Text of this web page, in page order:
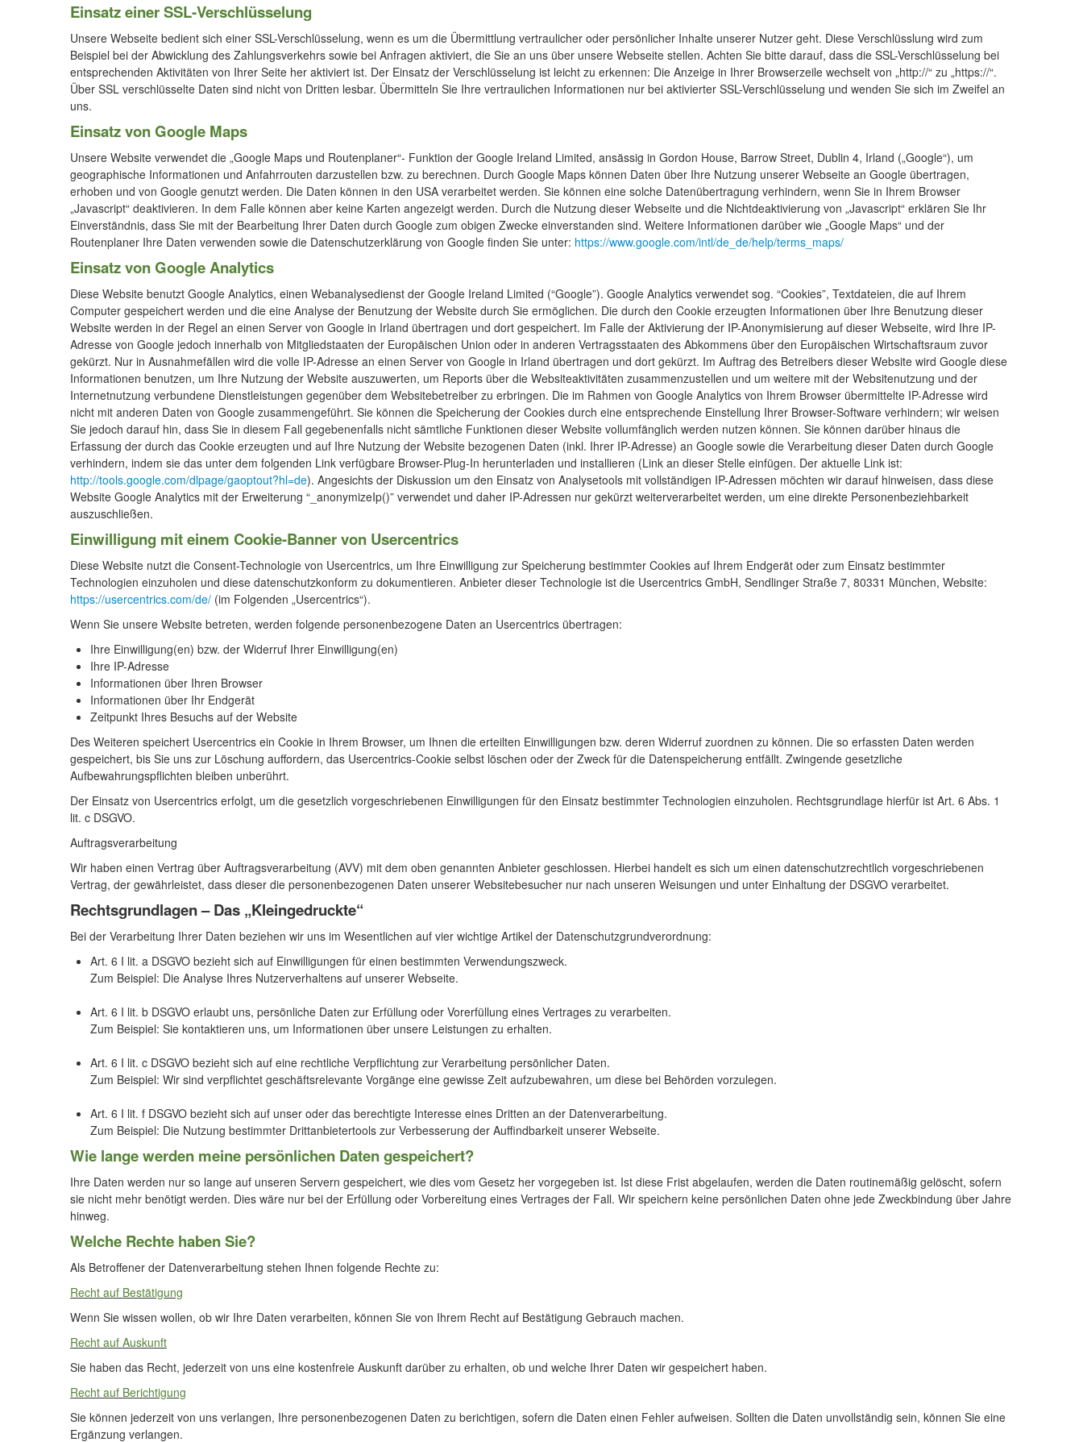
Einsatz einer SSL-Verschlüsselung
Unsere Webseite bedient sich einer SSL-Verschlüsselung, wenn es um die Übermittlung vertraulicher oder persönlicher Inhalte unserer Nutzer geht. Diese Verschlüsslung wird zum
Beispiel bei der Abwicklung des Zahlungsverkehrs sowie bei Anfragen aktiviert, die Sie an uns über unsere Webseite stellen. Achten Sie bitte darauf, dass die SSL-Verschlüsselung bei
entsprechenden Aktivitäten von Ihrer Seite her aktiviert ist. Der Einsatz der Verschlüsselung ist leicht zu erkennen: Die Anzeige in Ihrer Browserzeile wechselt von „http://“ zu „https://“.
Über SSL verschlüsselte Daten sind nicht von Dritten lesbar. Übermitteln Sie Ihre vertraulichen Informationen nur bei aktivierter SSL-Verschlüsselung und wenden Sie sich im Zweifel an
uns.
Einsatz von Google Maps
Unsere Website verwendet die „Google Maps und Routenplaner“- Funktion der Google Ireland Limited, ansässig in Gordon House, Barrow Street, Dublin 4, Irland („Google“), um
geographische Informationen und Anfahrrouten darzustellen bzw. zu berechnen. Durch Google Maps können Daten über Ihre Nutzung unserer Webseite an Google übertragen,
erhoben und von Google genutzt werden. Die Daten können in den USA verarbeitet werden. Sie können eine solche Datenübertragung verhindern, wenn Sie in Ihrem Browser
„Javascript“ deaktivieren. In dem Falle können aber keine Karten angezeigt werden. Durch die Nutzung dieser Webseite und die Nichtdeaktivierung von „Javascript“ erklären Sie Ihr
Einverständnis, dass Sie mit der Bearbeitung Ihrer Daten durch Google zum obigen Zwecke einverstanden sind. Weitere Informationen darüber wie „Google Maps“ und der
Routenplaner Ihre Daten verwenden sowie die Datenschutzerklärung von Google finden Sie unter: https://www.google.com/intl/de_de/help/terms_maps/
Einsatz von Google Analytics
Diese Website benutzt Google Analytics, einen Webanalysedienst der Google Ireland Limited (“Google”). Google Analytics verwendet sog. “Cookies”, Textdateien, die auf Ihrem
Computer gespeichert werden und die eine Analyse der Benutzung der Website durch Sie ermöglichen. Die durch den Cookie erzeugten Informationen über Ihre Benutzung dieser
Website werden in der Regel an einen Server von Google in Irland übertragen und dort gespeichert. Im Falle der Aktivierung der IP-Anonymisierung auf dieser Webseite, wird Ihre IP-
Adresse von Google jedoch innerhalb von Mitgliedstaaten der Europäischen Union oder in anderen Vertragsstaaten des Abkommens über den Europäischen Wirtschaftsraum zuvor
gekürzt. Nur in Ausnahmefällen wird die volle IP-Adresse an einen Server von Google in Irland übertragen und dort gekürzt. Im Auftrag des Betreibers dieser Website wird Google diese
Informationen benutzen, um Ihre Nutzung der Website auszuwerten, um Reports über die Websiteaktivitäten zusammenzustellen und um weitere mit der Websitenutzung und der
Internetnutzung verbundene Dienstleistungen gegenüber dem Websitebetreiber zu erbringen. Die im Rahmen von Google Analytics von Ihrem Browser übermittelte IP-Adresse wird
nicht mit anderen Daten von Google zusammengeführt. Sie können die Speicherung der Cookies durch eine entsprechende Einstellung Ihrer Browser-Software verhindern; wir weisen
Sie jedoch darauf hin, dass Sie in diesem Fall gegebenenfalls nicht sämtliche Funktionen dieser Website vollumfänglich werden nutzen können. Sie können darüber hinaus die
Erfassung der durch das Cookie erzeugten und auf Ihre Nutzung der Website bezogenen Daten (inkl. Ihrer IP-Adresse) an Google sowie die Verarbeitung dieser Daten durch Google
verhindern, indem sie das unter dem folgenden Link verfügbare Browser-Plug-In herunterladen und installieren (Link an dieser Stelle einfügen. Der aktuelle Link ist:
http://tools.google.com/dlpage/gaoptout?hl=de). Angesichts der Diskussion um den Einsatz von Analysetools mit vollständigen IP-Adressen möchten wir darauf hinweisen, dass diese
Website Google Analytics mit der Erweiterung “_anonymizeIp()” verwendet und daher IP-Adressen nur gekürzt weiterverarbeitet werden, um eine direkte Personenbeziehbarkeit
auszuschließen.
Einwilligung mit einem Cookie-Banner von Usercentrics
Diese Website nutzt die Consent-Technologie von Usercentrics, um Ihre Einwilligung zur Speicherung bestimmter Cookies auf Ihrem Endgerät oder zum Einsatz bestimmter
Technologien einzuholen und diese datenschutzkonform zu dokumentieren. Anbieter dieser Technologie ist die Usercentrics GmbH, Sendlinger Straße 7, 80331 München, Website:
https://usercentrics.com/de/ (im Folgenden „Usercentrics“).
Wenn Sie unsere Website betreten, werden folgende personenbezogene Daten an Usercentrics übertragen:
Ihre Einwilligung(en) bzw. der Widerruf Ihrer Einwilligung(en)
Ihre IP-Adresse
Informationen über Ihren Browser
Informationen über Ihr Endgerät
Zeitpunkt Ihres Besuchs auf der Website
Des Weiteren speichert Usercentrics ein Cookie in Ihrem Browser, um Ihnen die erteilten Einwilligungen bzw. deren Widerruf zuordnen zu können. Die so erfassten Daten werden
gespeichert, bis Sie uns zur Löschung auffordern, das Usercentrics-Cookie selbst löschen oder der Zweck für die Datenspeicherung entfällt. Zwingende gesetzliche
Aufbewahrungspflichten bleiben unberührt.
Der Einsatz von Usercentrics erfolgt, um die gesetzlich vorgeschriebenen Einwilligungen für den Einsatz bestimmter Technologien einzuholen. Rechtsgrundlage hierfür ist Art. 6 Abs. 1
lit. c DSGVO.
Auftragsverarbeitung
Wir haben einen Vertrag über Auftragsverarbeitung (AVV) mit dem oben genannten Anbieter geschlossen. Hierbei handelt es sich um einen datenschutzrechtlich vorgeschriebenen
Vertrag, der gewährleistet, dass dieser die personenbezogenen Daten unserer Websitebesucher nur nach unseren Weisungen und unter Einhaltung der DSGVO verarbeitet.
Rechtsgrundlagen – Das „Kleingedruckte“
Bei der Verarbeitung Ihrer Daten beziehen wir uns im Wesentlichen auf vier wichtige Artikel der Datenschutzgrundverordnung:
Art. 6 I lit. a DSGVO bezieht sich auf Einwilligungen für einen bestimmten Verwendungszweck.
Zum Beispiel: Die Analyse Ihres Nutzerverhaltens auf unserer Webseite.
Art. 6 I lit. b DSGVO erlaubt uns, persönliche Daten zur Erfüllung oder Vorerfüllung eines Vertrages zu verarbeiten.
Zum Beispiel: Sie kontaktieren uns, um Informationen über unsere Leistungen zu erhalten.
Art. 6 I lit. c DSGVO bezieht sich auf eine rechtliche Verpflichtung zur Verarbeitung persönlicher Daten.
Zum Beispiel: Wir sind verpflichtet geschäftsrelevante Vorgänge eine gewisse Zeit aufzubewahren, um diese bei Behörden vorzulegen.
Art. 6 I lit. f DSGVO bezieht sich auf unser oder das berechtigte Interesse eines Dritten an der Datenverarbeitung.
Zum Beispiel: Die Nutzung bestimmter Drittanbietertools zur Verbesserung der Auffindbarkeit unserer Webseite.
Wie lange werden meine persönlichen Daten gespeichert?
Ihre Daten werden nur so lange auf unseren Servern gespeichert, wie dies vom Gesetz her vorgegeben ist. Ist diese Frist abgelaufen, werden die Daten routinemäßig gelöscht, sofern
sie nicht mehr benötigt werden. Dies wäre nur bei der Erfüllung oder Vorbereitung eines Vertrages der Fall. Wir speichern keine persönlichen Daten ohne jede Zweckbindung über Jahre
hinweg.
Welche Rechte haben Sie?
Als Betroffener der Datenverarbeitung stehen Ihnen folgende Rechte zu:
Recht auf Bestätigung
Wenn Sie wissen wollen, ob wir Ihre Daten verarbeiten, können Sie von Ihrem Recht auf Bestätigung Gebrauch machen.
Recht auf Auskunft
Sie haben das Recht, jederzeit von uns eine kostenfreie Auskunft darüber zu erhalten, ob und welche Ihrer Daten wir gespeichert haben.
Recht auf Berichtigung
Sie können jederzeit von uns verlangen, Ihre personenbezogenen Daten zu berichtigen, sofern die Daten einen Fehler aufweisen. Sollten die Daten unvollständig sein, können Sie eine
Ergänzung verlangen.